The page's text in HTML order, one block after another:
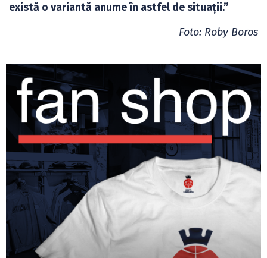
există o variantă anume în astfel de situații.”
Foto: Roby Boros